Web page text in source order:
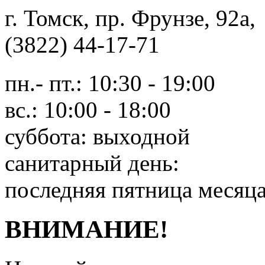
г. Томск, пр. Фрунзе,
(3822) 44-17-71
пн.- пт.: 10:30 - 19:00
вс.: 10:00 - 18:00
суббота: выходной
санитарный день:
последняя пятница
ВНИМАНИЕ!